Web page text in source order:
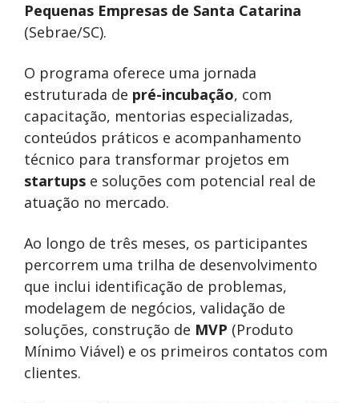
Pequenas Empresas de Santa Catarina
(Sebrae/SC).
O programa oferece uma jornada
estruturada de pré-incubação, com
capacitação, mentorias especializadas,
conteúdos práticos e acompanhamento
técnico para transformar projetos em
startups e soluções com potencial real de
atuação no mercado.
Ao longo de três meses, os participantes
percorrem uma trilha de desenvolvimento
que inclui identificação de problemas,
modelagem de negócios, validação de
soluções, construção de MVP (Produto
Mínimo Viável) e os primeiros contatos com
clientes.